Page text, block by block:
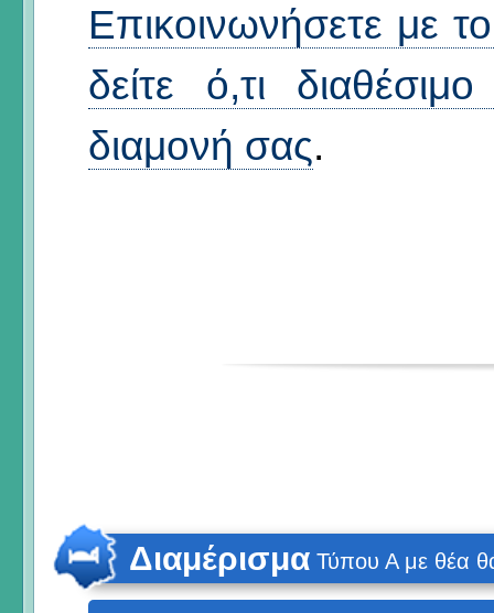
Επικοινωνήσετε με
δείτε ό,τι
διαμονή σας.
Διαμέρισμα Τύπου Α με θέα